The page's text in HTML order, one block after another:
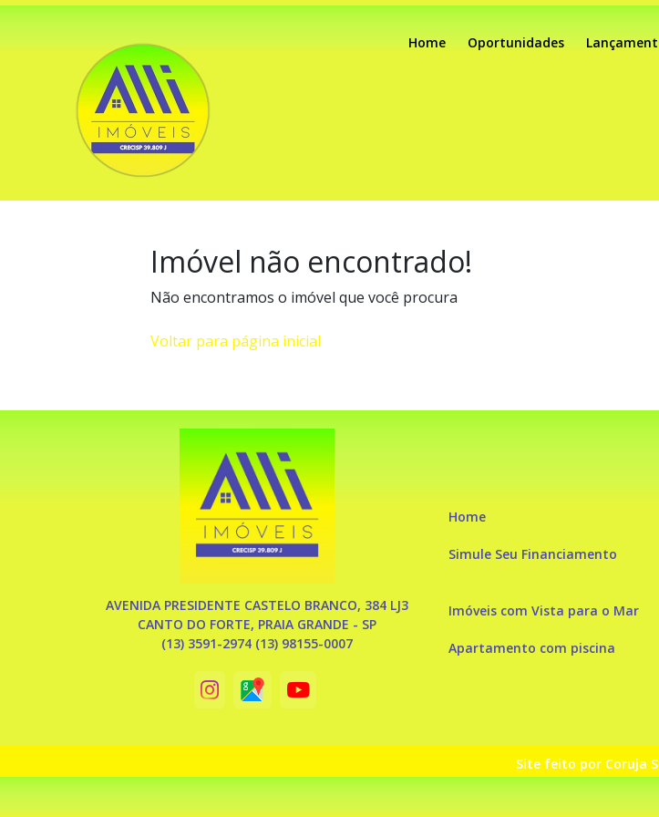
Home Oportunidades
Imóvel não encontrado!
Não encontramos o imóvel que você procura
Voltar para página inicial
AVENIDA PRESIDENTE CASTELO BRANCO, 384 LJ3
CANTO DO FORTE, PRAIA GRANDE - SP
(13) 3591-2974 (13) 98155-0007
Home
Simule Seu Financiamento
Imóveis com Vista para o Mar
Apartamento com piscina
Site feito por Coruja